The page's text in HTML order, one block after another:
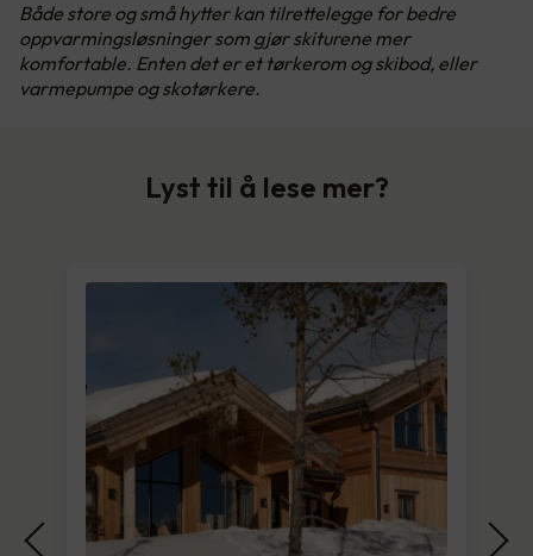
Både store og små hytter kan tilrettelegge for bedre
oppvarmingsløsninger som gjør skiturene mer
komfortable. Enten det er et tørkerom og skibod, eller
varmepumpe og skotørkere.
Lyst til å lese mer?